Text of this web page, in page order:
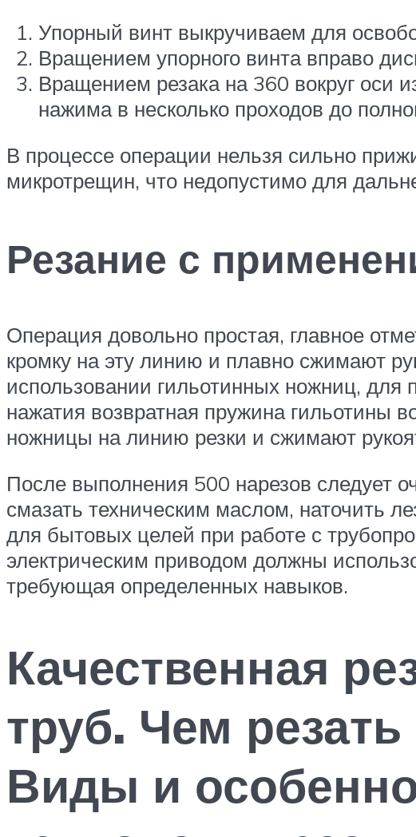
Упорный винт выкручиваем для
Вращением упорного винта вправо
Вращением резака на 360 вокруг оси
нажима в несколько проходов до
В процессе операции нельзя сильно
микротрещин, что недопустимо для
Резание с
Операция довольно простая, главное
кромку на эту линию и плавно сжимают
использовании гильотинных ножниц, для
нажатия возвратная пружина гильотины
ножницы на линию резки и сжимают
После выполнения 500 нарезов следует
смазать техническим маслом, наточить
для бытовых целей при работе с
электрическим приводом должны
требующая определенных навыков.
Качественная
труб. Чем
Виды и